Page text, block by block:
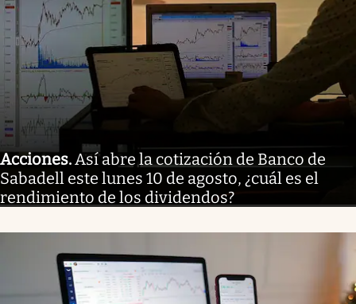
Acciones.Así abre la cotización de Banco de
Sabadell este lunes 10 de agosto, ¿cuál es el
rendimiento de los dividendos?